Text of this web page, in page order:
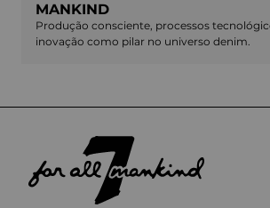
MANKIND
Produção consciente, processos
inovação como pilar no universo denim.